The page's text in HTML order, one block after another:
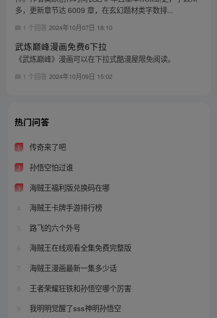
多，更新章节达 6009 章，在玄幻题材类字数排...
1 个回答 2024年10月07日 18:10
武炼巅峰漫画免费6下拉
《武炼巅峰》漫画可以在下拉式酷漫屋限免阅读。
1 个回答 2024年10月09日 15:02
热门问答
1 传奇来了吧
2 孙悟空怕过谁
3 海贼王福利版兑换码在哪
4 海贼王卡牌手游排行榜
5 路飞的六个外号
6 海贼王在线观看全集免费完整版
7 海贼王漫画最新一集多少话
8 王者荣耀狂铁和孙悟空哪个厉害
9 我明明觉醒了sss神明孙悟空